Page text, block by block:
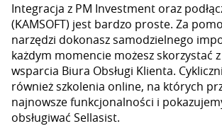
Integracja z PM Investment oraz
(KAMSOFT) jest bardzo proste. Za
narzędzi dokonasz samodzielnego
każdym momencie możesz skorzystać
wsparcia Biura Obsługi Klienta.
również szkolenia online, na których
najnowsze funkcjonalności i
obsługiwać Sellasist.